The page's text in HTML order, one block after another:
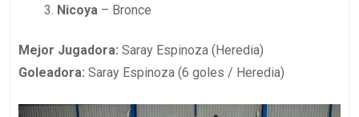
Nicoya – Bronce
Mejor Jugadora: Saray Espinoza (Heredia)
Goleadora: Saray Espinoza (6 goles / Heredia)